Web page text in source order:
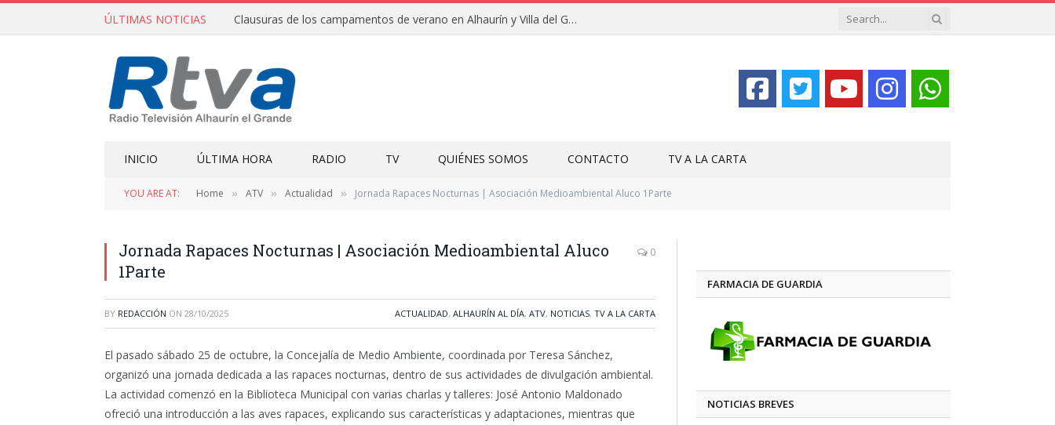
ÚLTIMAS NOTICIAS Clausuras de los campamentos de verano en Alhaurín y Villa del Guadalhorce 2026
INICIO ÚLTIMA HORA RADIO TV QUIÉNES SOMOS CONTACTO TV A LA CARTA
YOU ARE AT: Home » ATV » Actualidad » Jornada Rapaces Nocturnas | Asociación Medioambiental Aluco 1Parte
Jornada Rapaces Nocturnas | Asociación Medioambiental Aluco
1Parte
0
BY REDACCIÓN ON 28/10/2025 ACTUALIDAD, ALHAURÍN AL DÍA, ATV, NOTICIAS, TV A LA CARTA
El pasado sábado 25 de octubre, la Concejalía de Medio Ambiente, coordinada por Teresa Sánchez,
organizó una jornada dedicada a las rapaces nocturnas, dentro de sus actividades de divulgación ambiental.
La actividad comenzó en la Biblioteca Municipal con varias charlas y talleres: José Antonio Maldonado
ofreció una introducción a las aves rapaces, explicando sus características y adaptaciones, mientras que
FARMACIA DE GUARDIA
NOTICIAS BREVES